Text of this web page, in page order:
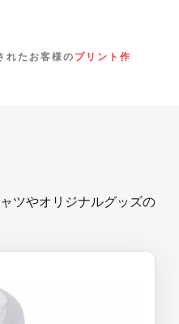
れたお客様の プリント作
ツやオリジナルグッズの